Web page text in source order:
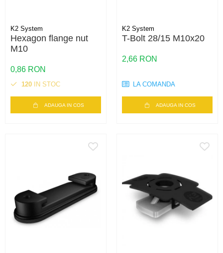
K2 System
Hexagon flange nut
M10
0,86 RON
120 IN STOC
ADAUGA IN COS
K2 System
T-Bolt 28/15 M10x20
2,66 RON
LA COMANDA
ADAUGA IN COS